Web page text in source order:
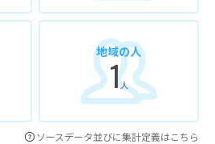
地域の人
1人
ソースデータ並びに集計定義はこちら